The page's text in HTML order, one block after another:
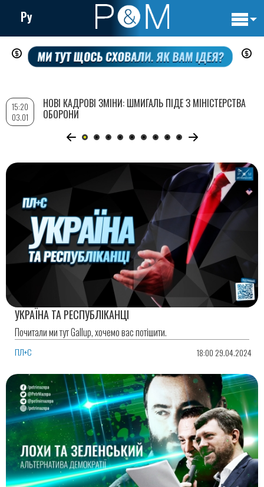
Перейти
до
вмісту
Ру
УКРАЇНА ТА РЕСПУБЛІКАНЦІ
Почитали ми тут Gallup, хочемо вас потішити.
ПЛ+С 18:00 29.04.2024
15:20
03.01
НОВІ КАДРОВІ ЗМІНИ: ШМИГАЛЬ ПІДЕ З МІНІСТЕРСТВА
ОБОРОНИ